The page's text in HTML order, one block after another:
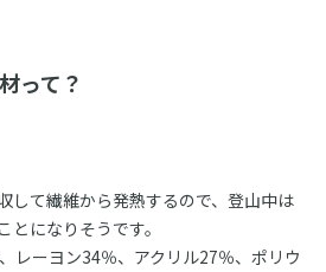
って？
して繊維から発熱するので、登山中は
になりそうです。
レーヨン34％、アクリル27％、ポリウ